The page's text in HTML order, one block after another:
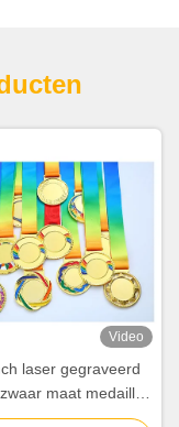
Video
laser gegraveerd
maat medaille
sport